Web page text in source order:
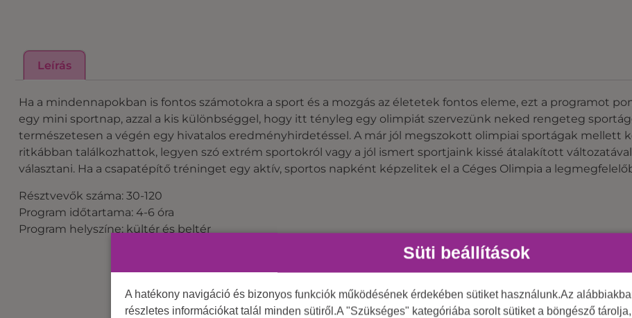
Leírás
Ha a mindennapokban is fontos számotokra a sport és a mozgás az életetek fontos eleme, ezt a programot
egy mini sportnap, azzal a kis különbséggel, hogy itt tényleg egy olimpiát szervezünk neked rengeteg
természetesen a végén egy hivatalos eredményhirdetéssel. A már jól megszokott olimpiai sportágak mellett
ritkábban találkozhattok, legyen szó extrém sportokról vagy a jól ismert sportjaink kissé átalakított
választani. Ha a csapatépítő tréninget egy aktív, sportos napként képzelitek el a Céges Olimpia a
Résztvevők száma: 30-120
Program időtartama: 4-6 óra
Program helyszíne: kültér és beltér
Süti beállítások
A hatékony navigáció és bizonyos funkciók működésének érdekében sütiket használunk.Az
részletes információkat talál minden sütiről.A "Szükséges" kategóriába sorolt sütiket a böngésző